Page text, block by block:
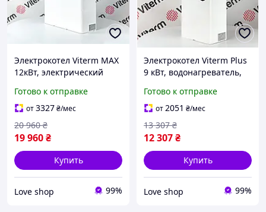
Электрокотел Viterm MAX
12кВт, электрический
для отопления дома
Готово к отправке
от3327₴/мес
19 960₴
20 960 ₴
Купить
Love shop 99%
Электрокотел Viterm Plus
9 кВт, водонагреватель,
отопления дома
Готово к отправке
от2051 ₴/мес
12 307₴
13 307 ₴
Купить
Love shop 99%